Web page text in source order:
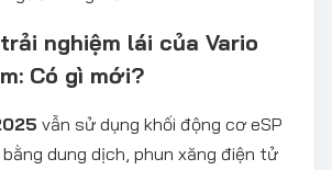
nghiệm lái của Vario
Có gì mới?
vẫn sử dụng khối động cơ eSP
dung dịch, phun xăng điện tử